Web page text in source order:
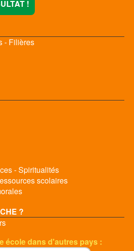
!
- Filières
- Spiritualités
scolaires
?
école dans d'autres pays :